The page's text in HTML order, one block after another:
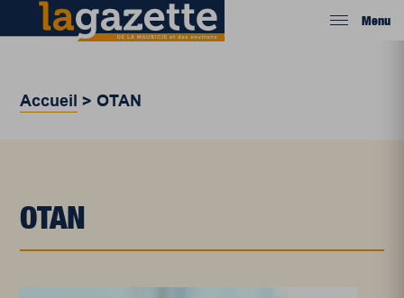
Menu
Accueil >OTAN
OTAN